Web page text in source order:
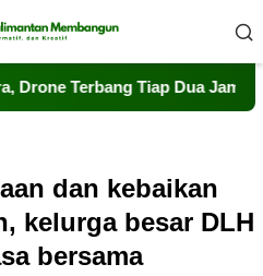
Tiap Dua Jam
dan kebaikan
kelurga besar DLH
bersama